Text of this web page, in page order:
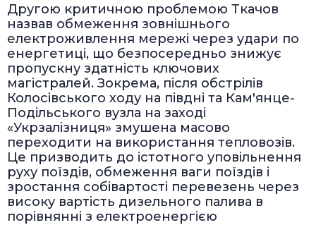
Другою критичною проблемою Ткачов
назвав обмеження зовнішнього
електроживлення мережі через удари по
енергетиці, що безпосередньо знижує
пропускну здатність ключових
магістралей. Зокрема, після обстрілів
Колосівського ходу на півдні та Кам'янце-
Подільського вузла на заході
«Укрзалізниця» змушена масово
переходити на використання тепловозів.
Це призводить до істотного уповільнення
руху поїздів, обмеження ваги поїздів і
зростання собівартості перевезень через
високу вартість дизельного палива в
порівнянні з електроенергією